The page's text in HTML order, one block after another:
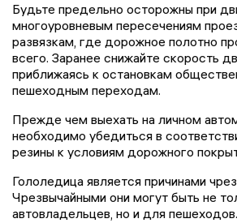
Будьте предельно осторожны при
многоуровневым пересечениям
развязкам, где дорожное полотно
всего. Заранее снижайте скорость
приближаясь к остановкам
пешеходным переходам.
Прежде чем выехать на личном
необходимо убедиться в
резины к условиям дорожного
Гололедица является причинами
Чрезвычайными они могут быть не
автовладельцев, но и для пешеходов.